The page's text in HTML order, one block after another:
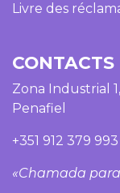
Livre des
CONTACTS
Zona Industrial
Penafiel
+351 912 379 993
«Chamada